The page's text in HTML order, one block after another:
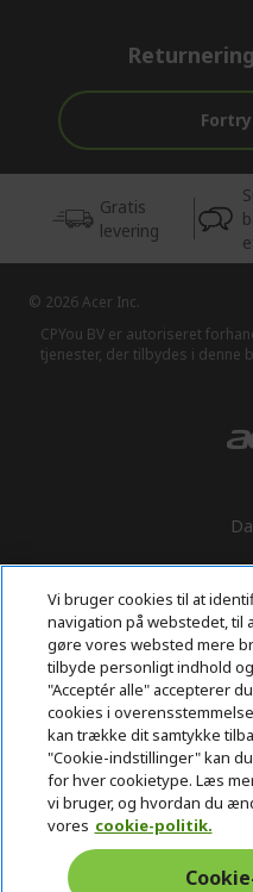
Gratis
levering
© 2026 Acer Inc.
CPYou BV er autoriseret
tjenester, der tilbydes i denne
Vi bruger cookies til at
navigation på webstedet,
gøre vores websted mere
tilbyde personligt indhold
"Acceptér alle" accepterer
cookies i
kan trække dit samtykke
"Cookie-indstillinger" kan
for hver cookietype. Læs
vi bruger, og hvordan du
vores cookie-politik.